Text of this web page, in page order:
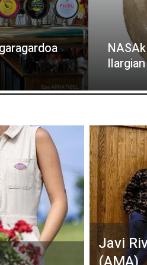
Ilargian
Javi